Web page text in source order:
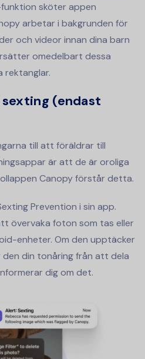
sköter appen
arbetar i bakgrunden för
och videor innan dina barn
omedelbart dessa
rektanglar.
sexting (endast
till att föräldrar till
är att de är oroliga
Canopy förstår detta.
Prevention i sin app.
övervaka foton som tas eller
enheter. Om den upptäcker
din tonåring från att dela
dig om det.